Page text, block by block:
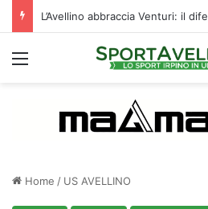
Menu
Home / US AVELLINO